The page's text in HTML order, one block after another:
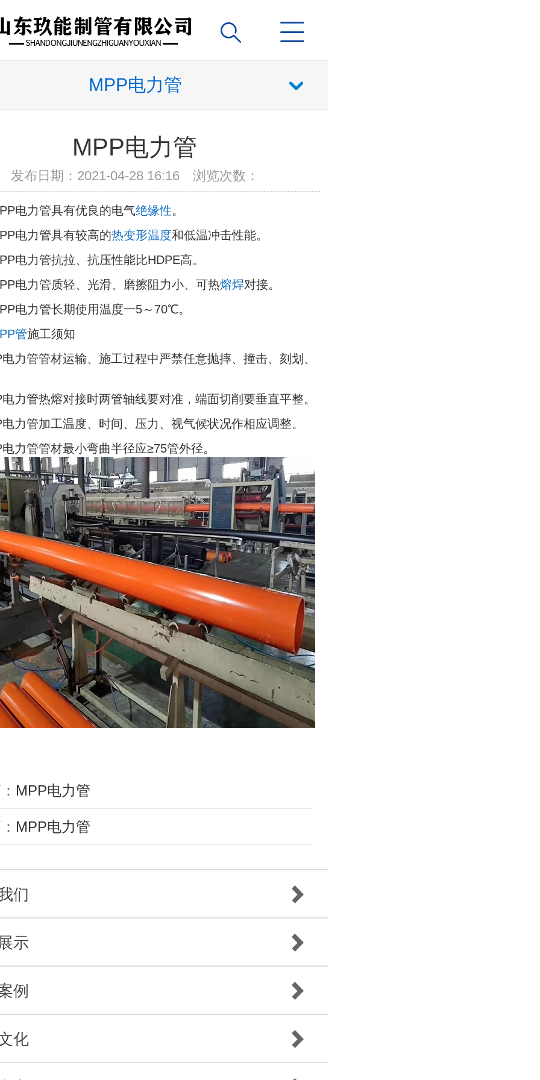
MPP电力管
MPP电力管
发布日期：2021-04-28 16:16 浏览次数：
电力管具有优良的电气绝缘性。
电力管具有较高的热变形温度和低温冲击性能。
电力管抗拉、抗压性能比HDPE高。
电力管质轻、光滑、磨擦阻力小、可热熔焊对接。
电力管长期使用温度一5～70℃。
管施工须知
力管管材运输、施工过程中严禁任意抛摔、撞击、刻划、
力管热熔对接时两管轴线要对准，端面切削要垂直平整。
力管加工温度、时间、压力、视气候状况作相应调整。
力管管材最小弯曲半径应≥75管外径。
MPP电力管
MPP电力管
们
示
例
化